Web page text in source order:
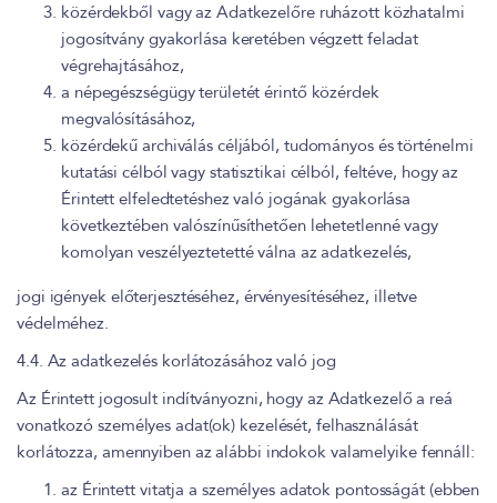
közérdekből vagy az Adatkezelőre ruházott közhatalmi
jogosítvány gyakorlása keretében végzett feladat
végrehajtásához,
a népegészségügy területét érintő közérdek
megvalósításához,
közérdekű archiválás céljából, tudományos és történelmi
kutatási célból vagy statisztikai célból, feltéve, hogy az
Érintett elfeledtetéshez való jogának gyakorlása
következtében valószínűsíthetően lehetetlenné vagy
komolyan veszélyeztetetté válna az adatkezelés,
jogi igények előterjesztéséhez, érvényesítéséhez, illetve
védelméhez.
4.4. Az adatkezelés korlátozásához való jog
Az Érintett jogosult indítványozni, hogy az Adatkezelő a reá
vonatkozó személyes adat(ok) kezelését, felhasználását
korlátozza, amennyiben az alábbi indokok valamelyike fennáll:
az Érintett vitatja a személyes adatok pontosságát (ebben